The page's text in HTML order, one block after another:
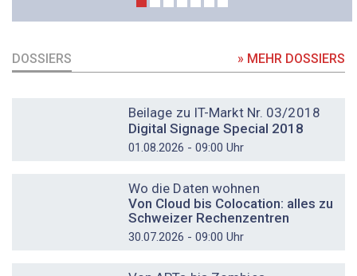
DOSSIERS » MEHR DOSSIERS
Beilage zu IT-Markt Nr. 03/2018
Digital Signage Special 2018
01.08.2026 - 09:00 Uhr
Wo die Daten wohnen
Von Cloud bis Colocation: alles zu
Schweizer Rechenzentren
30.07.2026 - 09:00 Uhr